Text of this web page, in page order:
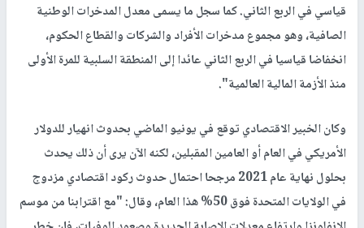
قياسي في الربع الثاني. كما سجل ما يسمى معدل المدخرات الوطنية
الصافية، وهو مجموع مدخرات الأفراد والشركات والقطاع الحكوم،
انخفاضا قياسيا في الربع الثاني عائدا إلى المنطقة السلبية للمرة الأولى
منذ الأزمة المالية العالمية".
وكان الخبير الاقتصادي توقع في يونيو الماضي بحدوث انهيار للدولار
الأمريكي في العام أو العامين المقبلين، لكنه الآن يرى أن ذلك يحدث
بحلول نهاية عام 2021 مرجحا احتمال حدوث ركود اقتصادي مزدوج
في الولايات المتحدة فوق 50% هذا العام، وقال: "مع اقترابنا من موسم